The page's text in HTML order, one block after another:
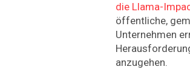
die Llama-
öffentliche,
Unternehmen
anzugehen.